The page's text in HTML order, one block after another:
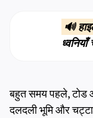
🔊
बहुत समय पहले, टोड
दलदली भूमि और